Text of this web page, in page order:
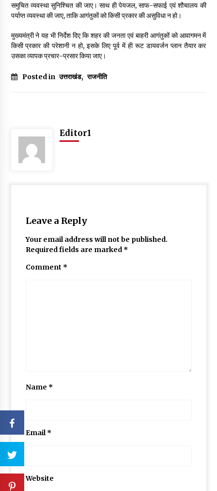
समुचित व्यवस्था सुनिश्चित की जाए। साथ ही पेयजल, साफ-सफाई एवं शौचालय की
पर्याप्त व्यवस्था की जाए, ताकि आगंतुकों को किसी प्रकार की असुविधा न हो।
मुख्यमंत्री ने यह भी निर्देश दिए कि शहर की जनता एवं बाहरी आगंतुकों को आवागमन में
किसी प्रकार की परेशानी न हो, इसके लिए पूर्व में ही रूट डायवर्जन प्लान तैयार कर
उसका व्यापक प्रचार-प्रसार किया जाए।
Posted in उत्तराखंड, राजनीति
Editor1
Leave a Reply
Your email address will not be published.
Required fields are marked *
Comment *
Name *
Email*
Website